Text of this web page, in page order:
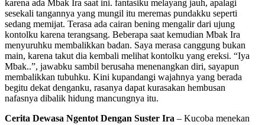
karena ada Mbak Ira saat ini. fantasiku melayang jauh, apalagi
sesekali tangannya yang mungil itu meremas pundakku seperti
sedang memijat. Terasa ada cairan bening mengalir dari ujung
kontolku karena terangsang. Beberapa saat kemudian Mbak Ira
menyuruhku membalikkan badan. Saya merasa canggung bukan
main, karena takut dia kembali melihat kontolku yang ereksi. “Iya
Mbak..”, jawabku sambil berusaha menenangkan diri, sayapun
membalikkan tubuhku. Kini kupandangi wajahnya yang berada
begitu dekat denganku, rasanya dapat kurasakan hembusan
nafasnya dibalik hidung mancungnya itu.
Cerita Dewasa Ngentot Dengan Suster Ira – Kucoba menekan